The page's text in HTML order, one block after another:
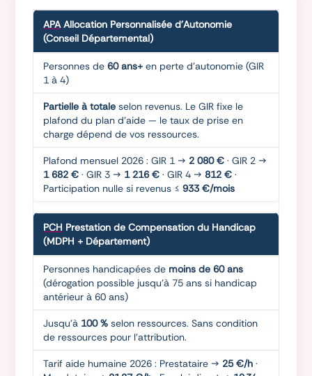
APA Allocation Personnalisée d'Autonomie
(Conseil Départemental)
Personnes de 60 ans+ en perte d'autonomie (GIR
1 à 4)
Partielle à totale selon revenus. Le GIR fixe le
plafond du plan d'aide — le taux de prise en
charge dépend de vos ressources.
Plafond mensuel 2026 : GIR 1 → 2 080 € · GIR 2 →
1 682 € · GIR 3 → 1 216 € · GIR 4 → 812 € ·
Participation nulle si revenus ≤933 €/mois
PCH Prestation de Compensation du Handicap
(MDPH + Département)
Personnes handicapées de moins de 60 ans
(dérogation possible jusqu'à 75 ans si handicap
antérieur à 60 ans)
Jusqu'à 100 % selon ressources. Sans condition
de ressources pour l'attribution.
Tarif aide humaine 2026 : Prestataire → 25 €/h ·